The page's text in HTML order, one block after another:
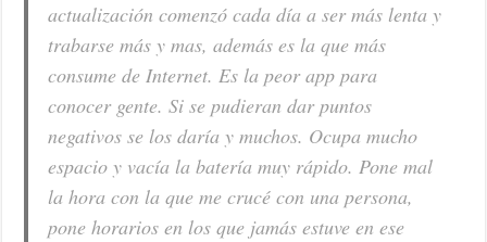
actualización comenzó cada día a ser más lenta y
trabarse más y mas, además es la que más
consume de Internet. Es la peor app para
conocer gente. Si se pudieran dar puntos
negativos se los daría y muchos. Ocupa mucho
espacio y vacía la batería muy rápido. Pone mal
la hora con la que me crucé con una persona,
pone horarios en los que jamás estuve en ese